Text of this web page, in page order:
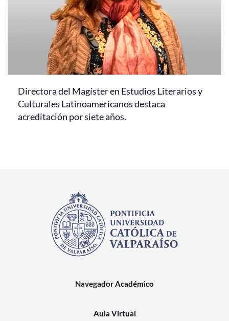
Directora del Magíster en Estudios Literarios y
Culturales Latinoamericanos destaca
acreditación por siete años.
Navegador Académico
Aula Virtual